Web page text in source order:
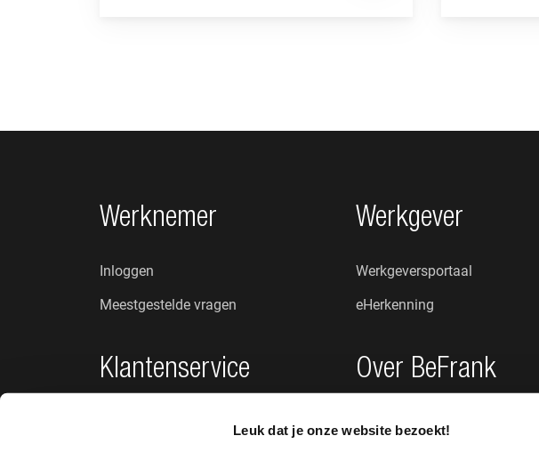
Leuk dat je onze website bezoekt!
Footer navigatie
Werknemer
Inloggen
Meestgestelde vragen
Klantenservice
Werkgever
Werkgeversportaal
eHerkenning
Over BeFrank
Wie zijn wij?